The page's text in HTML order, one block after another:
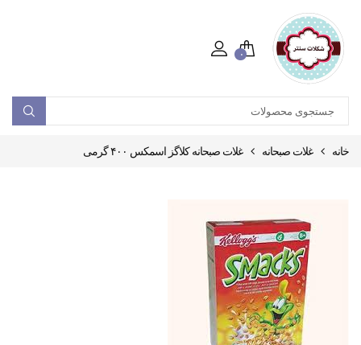
۰
خانه غلات صبحانه غلات صبحانه کلاگز اسمکس ۴۰۰ گرمی